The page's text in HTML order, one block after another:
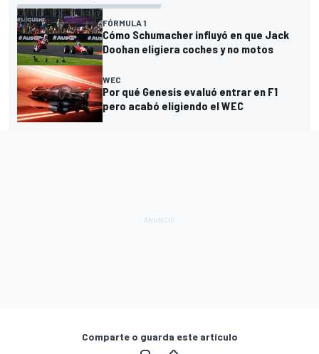
FÓRMULA 1
Cómo Schumacher influyó en que Jack
Doohan eligiera coches y no motos
WEC
Por qué Genesis evaluó entrar en F1
pero acabó eligiendo el WEC
Comparte o guarda este artículo